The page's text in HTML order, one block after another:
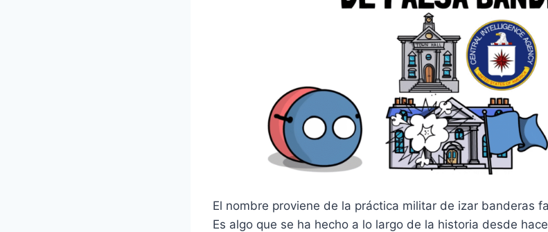
El nombre proviene de la práctica militar de izar banderas
Es algo que se ha hecho a lo largo de la historia desde